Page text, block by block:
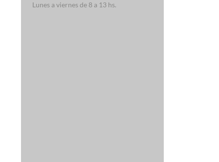
Lunes a viernes de 8 a 13 hs.